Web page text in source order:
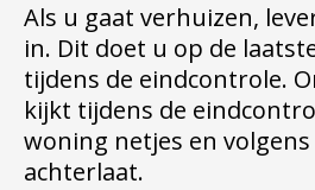
Als u gaat verhuizen,
in. Dit doet u op de
tijdens de eindcontrole.
kijkt tijdens de
woning netjes en
achterlaat.